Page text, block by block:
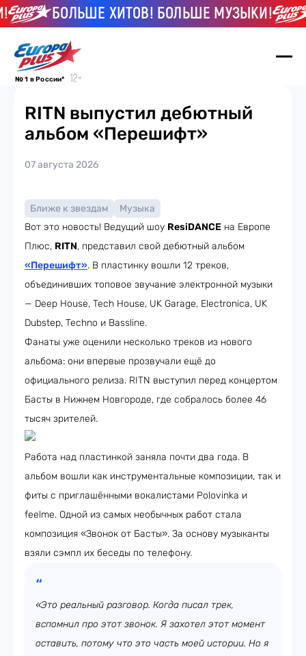
БОЛЬШЕ ХИТОВ! БОЛЬШЕ МУЗЫКИ!
№ 1 в России*
RITN выпустил дебютный
альбом «Перешифт»
07 августа 2026
Ближе к звездам
Музыка
Вот это новость! Ведущий шоу ResiDANCE на Европе
Плюс, RITN, представил свой дебютный альбом
«Перешифт». В пластинку вошли 12 треков,
объединивших топовое звучание электронной музыки
— Deep House, Tech House, UK Garage, Electronica, UK
Dubstep, Techno и Bassline.
Фанаты уже оценили несколько треков из нового
альбома: они впервые прозвучали ещё до
официального релиза. RITN выступил перед концертом
Басты в Нижнем Новгороде, где собралось более 46
тысяч зрителей.
Работа над пластинкой заняла почти два года. В
альбом вошли как инструментальные композиции, так и
фиты с приглашёнными вокалистами Polovinka и
feelme. Одной из самых необычных работ стала
композиция «Звонок от Басты». За основу музыканты
взяли сэмпл их беседы по телефону.
«Это реальный разговор. Когда писал трек,
вспомнил про этот звонок. Я захотел этот момент
оставить, потому что это часть моей истории. Но я